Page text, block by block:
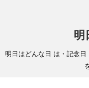
明
明日はどんな日 は・記念